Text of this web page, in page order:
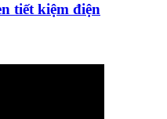
tiết kiệm điện